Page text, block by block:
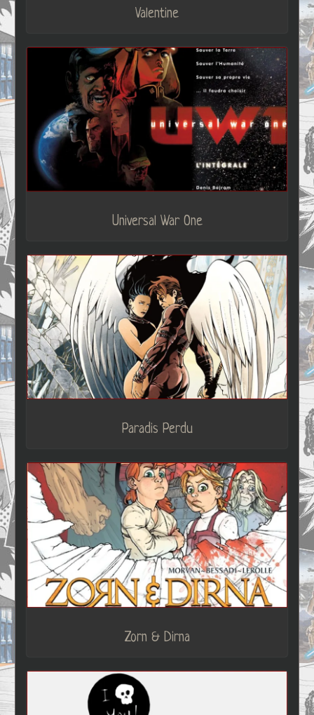
Valentine
Universal War One
Paradis Perdu
Zorn & Dirna